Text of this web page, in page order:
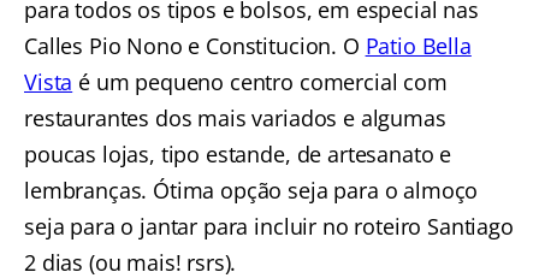
para todos os tipos e bolsos, em especial nas
Calles Pio Nono e Constitucion. O Patio Bella
Vista é um pequeno centro comercial com
restaurantes dos mais variados e algumas
poucas lojas, tipo estande, de artesanato e
lembranças. Ótima opção seja para o almoço
seja para o jantar para incluir no roteiro Santiago
2 dias (ou mais! rsrs).